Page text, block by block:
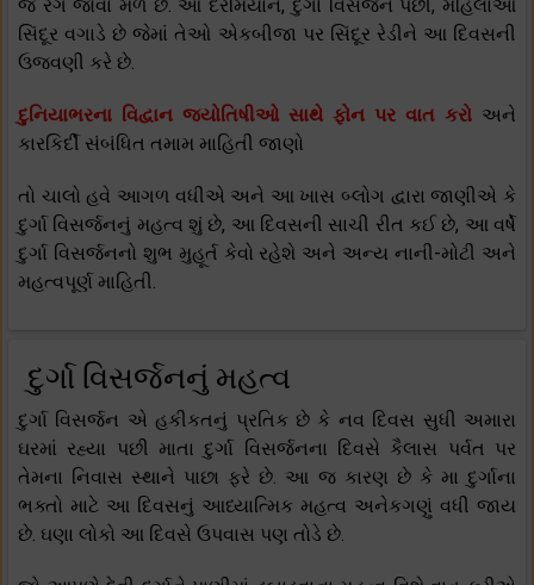
જ રંગ જોવા મળે છે. આ દરમિયાન, દુર્ગા વિસર્જન પછી, મહિલાઓ
સિંદૂર વગાડે છે જેમાં તેઓ એકબીજા પર સિંદૂર રેડીને આ દિવસની
ઉજવણી કરે છે.
દુનિયાભરના વિદ્વાન જ્યોતિષીઓ સાથે ફોન પર વાત કરો અને
કારકિર્દી સંબંધિત તમામ માહિતી જાણો
તો ચાલો હવે આગળ વધીએ અને આ ખાસ બ્લોગ દ્વારા જાણીએ કે
દુર્ગા વિસર્જનનું મહત્વ શું છે, આ દિવસની સાચી રીત કઈ છે, આ વર્ષે
દુર્ગા વિસર્જનનો શુભ મુહૂર્ત કેવો રહેશે અને અન્ય નાની-મોટી અને
મહત્વપૂર્ણ માહિતી.
દુર્ગા વિસર્જનનું મહત્વ
દુર્ગા વિસર્જન એ હકીકતનું પ્રતિક છે કે નવ દિવસ સુધી અમારા
ઘરમાં રહ્યા પછી માતા દુર્ગા વિસર્જનના દિવસે કૈલાસ પર્વત પર
તેમના નિવાસ સ્થાને પાછા ફરે છે. આ જ કારણ છે કે મા દુર્ગાના
ભક્તો માટે આ દિવસનું આધ્યાત્મિક મહત્વ અનેકગણું વધી જાય
છે. ઘણા લોકો આ દિવસે ઉપવાસ પણ તોડે છે.